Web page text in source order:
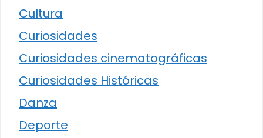
Cultura
Curiosidades
Curiosidades cinematográficas
Curiosidades Históricas
Danza
Deporte